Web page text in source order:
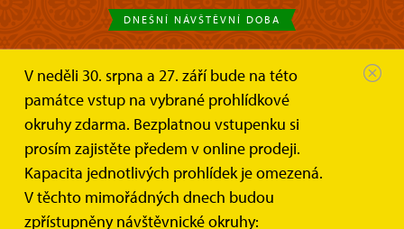
DNEŠNÍ NÁVŠTĚVNÍ DOBA
V neděli 30. srpna a 27. září bude na této
památce vstup na vybrané prohlídkové
okruhy zdarma. Bezplatnou vstupenku si
prosím zajistěte předem v online prodeji.
Kapacita jednotlivých prohlídek je omezená.
V těchto mimořádných dnech budou
zpřístupněny návštěvnické okruhy:
Zámek Hradec nad Moravicí
Online vstupenky a dárkové poukazy
Online vstupenky